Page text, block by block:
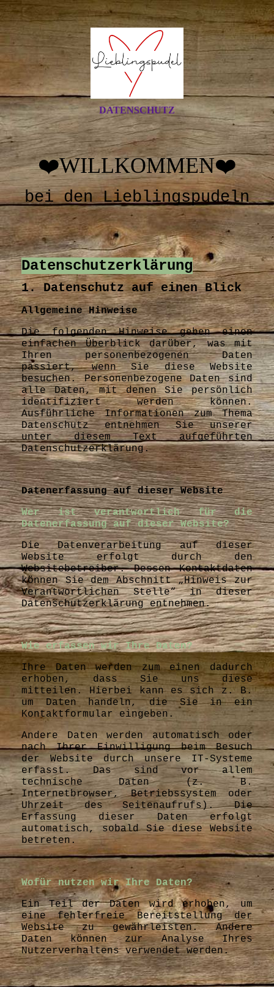
DATENSCHUTZ
❤️WILLKOMMEN❤️
bei den Lieblingspudeln
Datenschutzerklärung
1. Datenschutz auf einen Blick
Allgemeine Hinweise
Die folgenden Hinweise geben einen
einfachen Überblick darüber, was mit
Ihren personenbezogenen Daten
passiert, wenn Sie diese Website
besuchen. Personenbezogene Daten sind
alle Daten, mit denen Sie persönlich
identifiziert werden können.
Ausführliche Informationen zum Thema
Datenschutz entnehmen Sie unserer
unter diesem Text aufgeführten
Datenschutzerklärung.
Datenerfassung auf dieser Website
Wer ist verantwortlich für die
Datenerfassung auf dieser Website?
Die Datenverarbeitung auf dieser
Website erfolgt durch den
Websitebetreiber. Dessen Kontaktdaten
können Sie dem Abschnitt „Hinweis zur
Verantwortlichen Stelle“ in dieser
Datenschutzerklärung entnehmen.
Wie erfassen wir Ihre Daten?
Ihre Daten werden zum einen dadurch
erhoben, dass Sie uns diese
mitteilen. Hierbei kann es sich z. B.
um Daten handeln, die Sie in ein
Kontaktformular eingeben.
Andere Daten werden automatisch oder
nach Ihrer Einwilligung beim Besuch
der Website durch unsere IT-Systeme
erfasst. Das sind vor allem
technische Daten (z. B.
Internetbrowser, Betriebssystem oder
Uhrzeit des Seitenaufrufs). Die
Erfassung dieser Daten erfolgt
automatisch, sobald Sie diese Website
betreten.
Wofür nutzen wir Ihre Daten?
Ein Teil der Daten wird erhoben, um
eine fehlerfreie Bereitstellung der
Website zu gewährleisten. Andere
Daten können zur Analyse Ihres
Nutzerverhaltens verwendet werden.